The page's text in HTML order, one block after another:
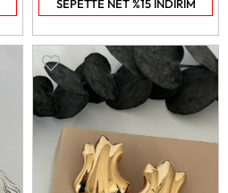
SEPETTE NET %15 İNDİRİM